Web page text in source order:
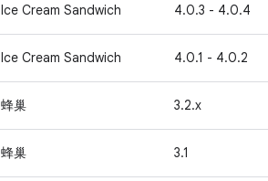
Ice Cream Sandwich 4.0.3 - 4.0.4
Ice Cream Sandwich 4.0.1 - 4.0.2
蜂巢 3.2.x
蜂巢 3.1